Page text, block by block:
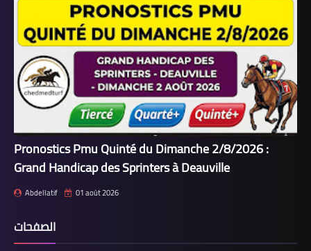
Pronostics Pmu Quinté du Dimanche 2/8/2026 :
Grand Handicap des Sprinters à Deauville
Abdellatif 01 août 2026
الصفحات